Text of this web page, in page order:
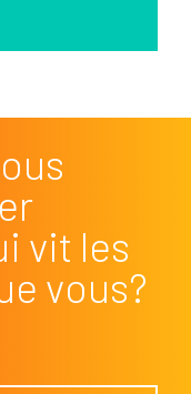
vit les
vous?